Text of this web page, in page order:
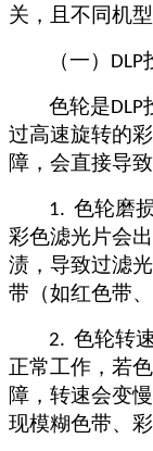
关，且不同机
（一）
DLP
色轮是DLP
过高速旋转的
障，会直接导
1. 色轮磨
彩色滤光片会
渍，导致过滤
带（如红色带
2. 色轮转
正常工作，若
障，转速会变
现模糊色带、彩